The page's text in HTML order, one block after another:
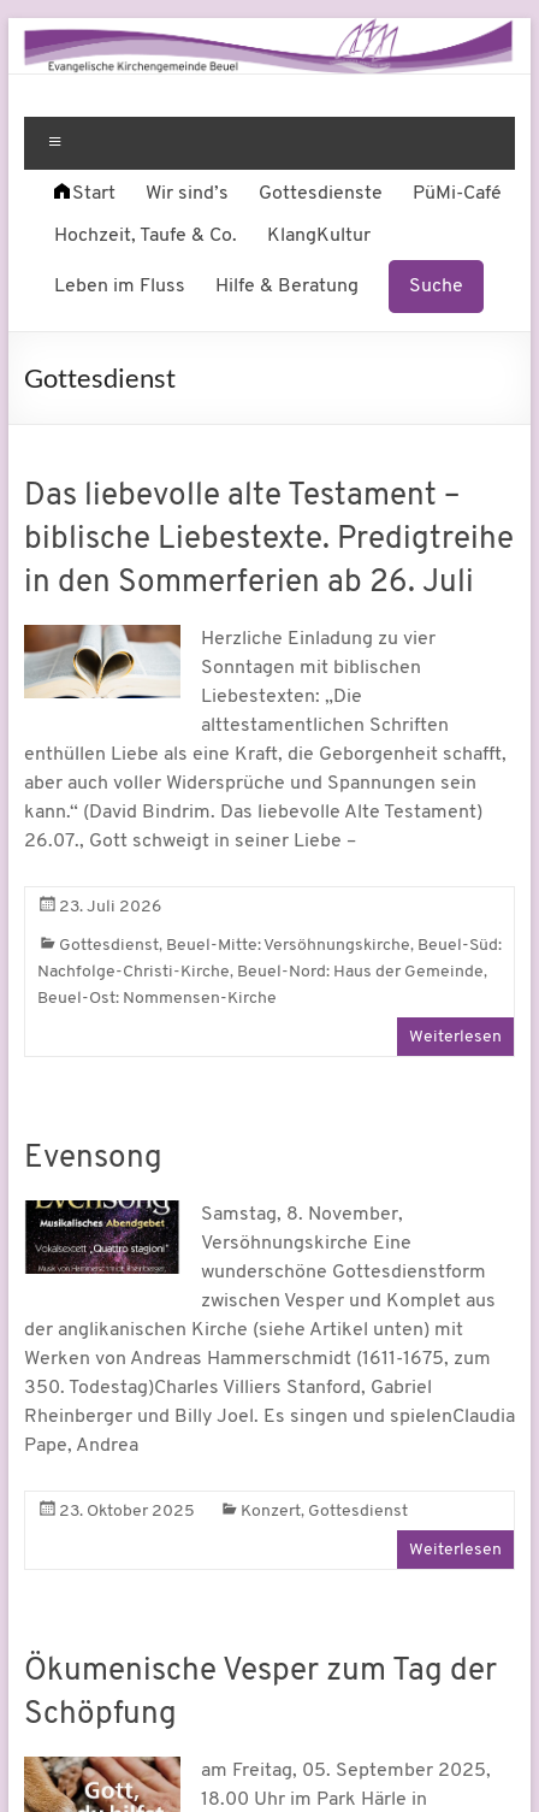
Zum
Inhalt
springen
Evangelische
Kirchengemeinde
Beuel
am
Start Wir sind’s Gottesdienste PüMi-Café
Hochzeit, Taufe & Co. KlangKultur
Leben im Fluss Hilfe & Beratung Suche
Gottesdienst
Das liebevolle alte Testament –
biblische Liebestexte. Predigtreihe
in den Sommerferien ab 26. Juli
Herzliche Einladung zu vier
Sonntagen mit biblischen
Liebestexten: „Die
alttestamentlichen Schriften
enthüllen Liebe als eine Kraft, die Geborgenheit schafft,
aber auch voller Widersprüche und Spannungen sein
kann.“ (David Bindrim. Das liebevolle Alte Testament)
26.07., Gott schweigt in seiner Liebe –
23. Juli 2026
Gottesdienst, Beuel-Mitte: Versöhnungskirche, Beuel-Süd:
Nachfolge-Christi-Kirche, Beuel-Nord: Haus der Gemeinde,
Beuel-Ost: Nommensen-Kirche
Weiterlesen
Evensong
Samstag, 8. November,
Versöhnungskirche Eine
wunderschöne Gottesdienstform
zwischen Vesper und Komplet aus
der anglikanischen Kirche (siehe Artikel unten) mit
Werken von Andreas Hammerschmidt (1611-1675, zum
350. Todestag)Charles Villiers Stanford, Gabriel
Rheinberger und Billy Joel. Es singen und spielenClaudia
Pape, Andrea
23. Oktober 2025 Konzert, Gottesdienst
Weiterlesen
Ökumenische Vesper zum Tag der
Schöpfung
am Freitag, 05. September 2025,
18.00 Uhr im Park Härle in